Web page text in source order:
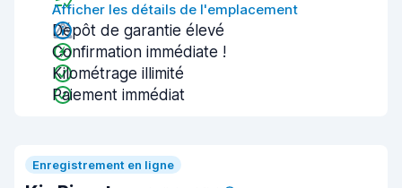
Afficher les détails de l'emplacement
Dépôt de garantie élevé
Confirmation immédiate !
Kilométrage illimité
Paiement immédiat
Enregistrement en ligne